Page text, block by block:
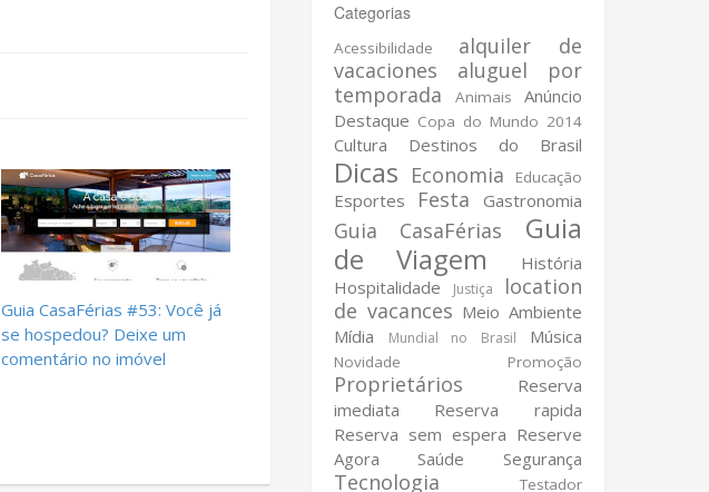
Guia CasaFérias #53: Você já
se hospedou? Deixe um
comentário no imóvel
Categorias
Acessibilidade
alquiler de
vacaciones
aluguel por
temporada
Animais
Anúncio
Destaque Copa do Mundo 2014
Cultura Destinos do Brasil
Dicas Economia Educação
Esportes Festa Gastronomia
Guia CasaFérias
Guia
de Viagem
História
Hospitalidade
Justiça
location
de vacances Meio Ambiente
Mídia
Mundial no Brasil Música
Novidade Promoção
Proprietários
Reserva
imediata
Reserva rapida
Reserva sem espera Reserve
Agora
Saúde Segurança
Tecnologia Testador